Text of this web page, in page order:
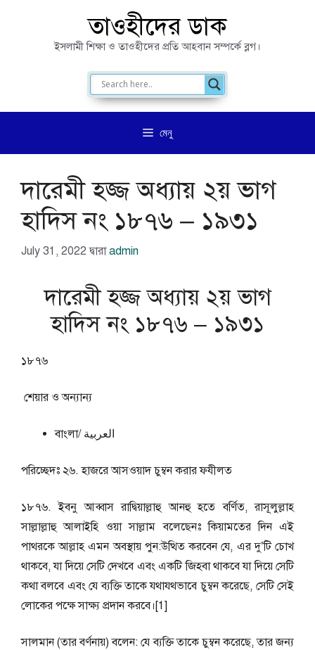
তাওহীদের ডাক
ইসলামী শিক্ষা ও তাওহীদের প্রতি আহবান সম্পর্কে ব্লগ।
মেনু
দারেমী হজ্জ অধ্যায় ২য় ভাগ
হাদিস নং ১৮৭৬ – ১৯৩১
July 31, 2022 দ্বারাadmin
দারেমী হজ্জ অধ্যায় ২য় ভাগ
হাদিস নং ১৮৭৬ – ১৯৩১
১৮৭৬
শেয়ার ও অন্যান্য
বাংলা/ العربية
পরিচ্ছেদঃ ২৬. হাজরে আসওয়াদ চুম্বন করার ফযীলত
১৮৭৬. ইবনু আব্বাস রাদ্বিয়াল্লাহু আনহু হতে বর্ণিত, রাসূলুল্লাহ
সাল্লাল্লাহু আলাইহি ওয়া সাল্লাম বলেছেনঃ কিয়ামতের দিন এই
পাথরকে আল্লাহ এমন অবস্থায় পুন:উত্থিত করবেন যে, এর দু’টি চোখ
থাকবে, যা দিয়ে সেটি দেখবে এবং একটি জিহবা থাকবে যা দিয়ে সেটি
কথা বলবে এবং যে ব্যক্তি তাকে যথাযথভাবে চুম্বন করেছে, সেটি সেই
লোকের পক্ষে সাক্ষ্য প্রদান করবে।[1]
সালমান (তার বর্ণনায়) বলেন: যে ব্যক্তি তাকে চুম্বন করেছে, তার জন্য